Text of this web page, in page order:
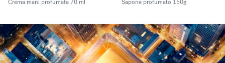
Crema mani profumata 70 ml Sapone profumato 150g